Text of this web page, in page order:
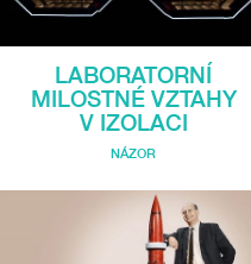
LABORATORNÍ
MILOSTNÉ VZTAHY
V IZOLACI
NÁZOR